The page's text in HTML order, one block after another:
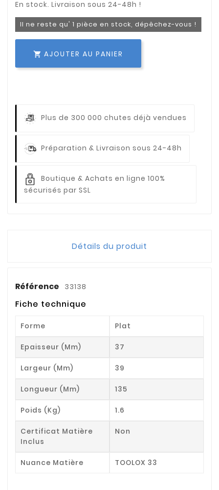
Il ne reste qu' 1 pièce en stock, dépêchez-vous !
 AJOUTER AU PANIER
Plus de 300 000 chutes déjà vendues
Préparation & Livraison sous 24-48h
Boutique & Achats en ligne 100%
sécurisés par SSL
Détails du produit
Référence 33138
Fiche technique
Forme Plat
Epaisseur (mm) 37
Largeur (mm) 39
Longueur (mm) 135
Poids (kg) 1.6
Certificat Matière
Inclus
Non
Nuance Matière TOOLOX 33